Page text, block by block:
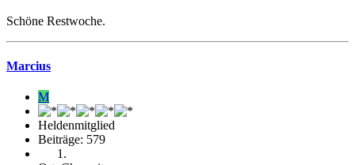
Schöne Restwoche.
Marcius
M
Heldenmitglied
Beiträge: 579